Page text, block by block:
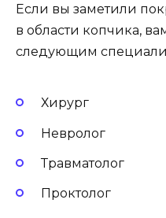
Если вы заметили
в области копчика,
следующим
Хирург
Невролог
Травматолог
Проктолог